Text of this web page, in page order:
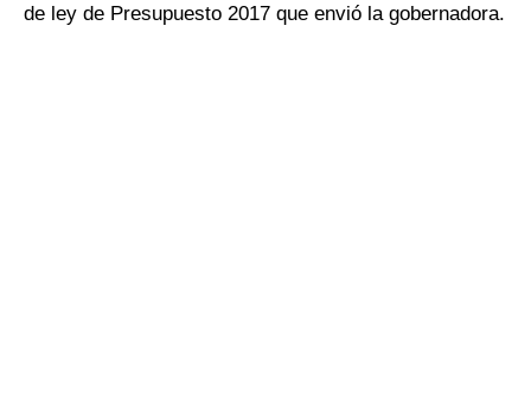
de ley de Presupuesto 2017 que envió la gobernadora.